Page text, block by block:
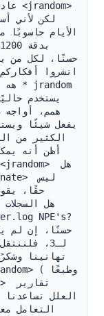
حقًا،